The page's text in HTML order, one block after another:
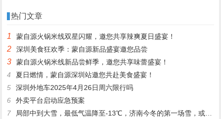
热门文章
1 蒙自源火锅米线双星闪耀，邀您共享辣爽夏日盛宴！
2 深圳美食狂欢季：蒙自源新品盛宴邀您品尝
3
蒙自源火锅米线新品尝鲜季，邀您共享味蕾盛宴！
4
夏日燃情，蒙自源深圳站邀您共赴美食盛宴！
5
深圳外地车2025年4月26日周六限行吗
6
外卖平台启动应急预案
7
局部中到大雪，最低气温降至-13℃，济南今冬的第一场雪，或跟去年同一时间！